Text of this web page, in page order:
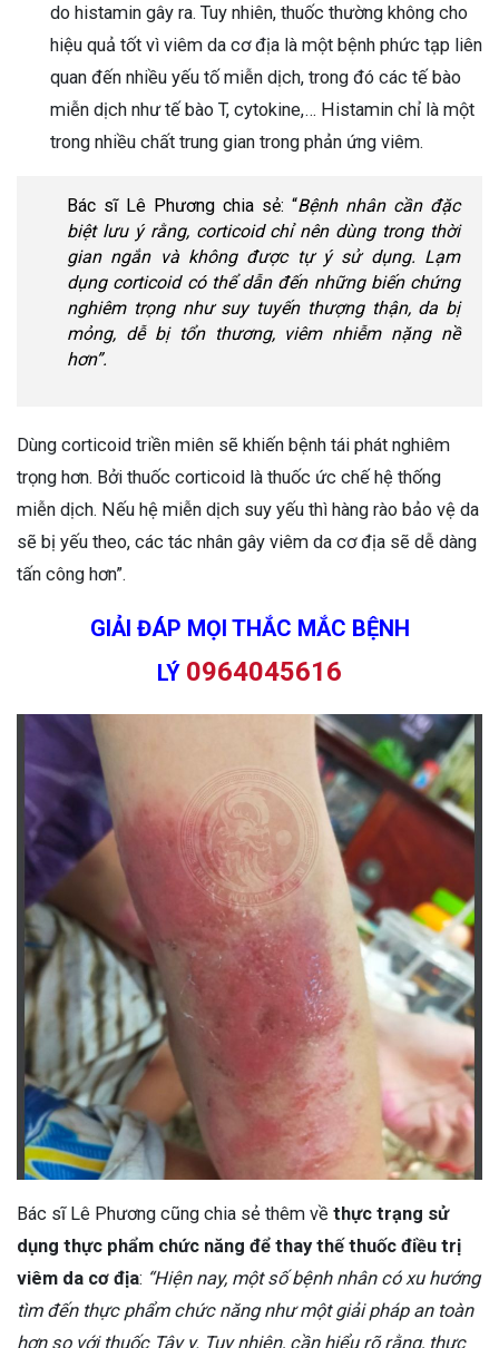
do histamin gây ra. Tuy nhiên, thuốc thường không cho
hiệu quả tốt vì viêm da cơ địa là một bệnh phức tạp liên
quan đến nhiều yếu tố miễn dịch, trong đó các tế bào
miễn dịch như tế bào T, cytokine,… Histamin chỉ là một
trong nhiều chất trung gian trong phản ứng viêm.
Bác sĩ Lê Phương chia sẻ: “Bệnh nhân cần đặc
biệt lưu ý rằng, corticoid chỉ nên dùng trong thời
gian ngắn và không được tự ý sử dụng. Lạm
dụng corticoid có thể dẫn đến những biến chứng
nghiêm trọng như suy tuyến thượng thận, da bị
mỏng, dễ bị tổn thương, viêm nhiễm nặng nề
hơn”.
Dùng corticoid triền miên sẽ khiến bệnh tái phát nghiêm
trọng hơn. Bởi thuốc corticoid là thuốc ức chế hệ thống
miễn dịch. Nếu hệ miễn dịch suy yếu thì hàng rào bảo vệ da
sẽ bị yếu theo, các tác nhân gây viêm da cơ địa sẽ dễ dàng
tấn công hơn”.
GIẢI ĐÁP MỌI THẮC MẮC BỆNH
LÝ 0964045616
Bác sĩ Lê Phương cũng chia sẻ thêm về thực trạng sử
dụng thực phẩm chức năng để thay thế thuốc điều trị
viêm da cơ địa: “Hiện nay, một số bệnh nhân có xu hướng
tìm đến thực phẩm chức năng như một giải pháp an toàn
hơn so với thuốc Tây y. Tuy nhiên, cần hiểu rõ rằng, thực